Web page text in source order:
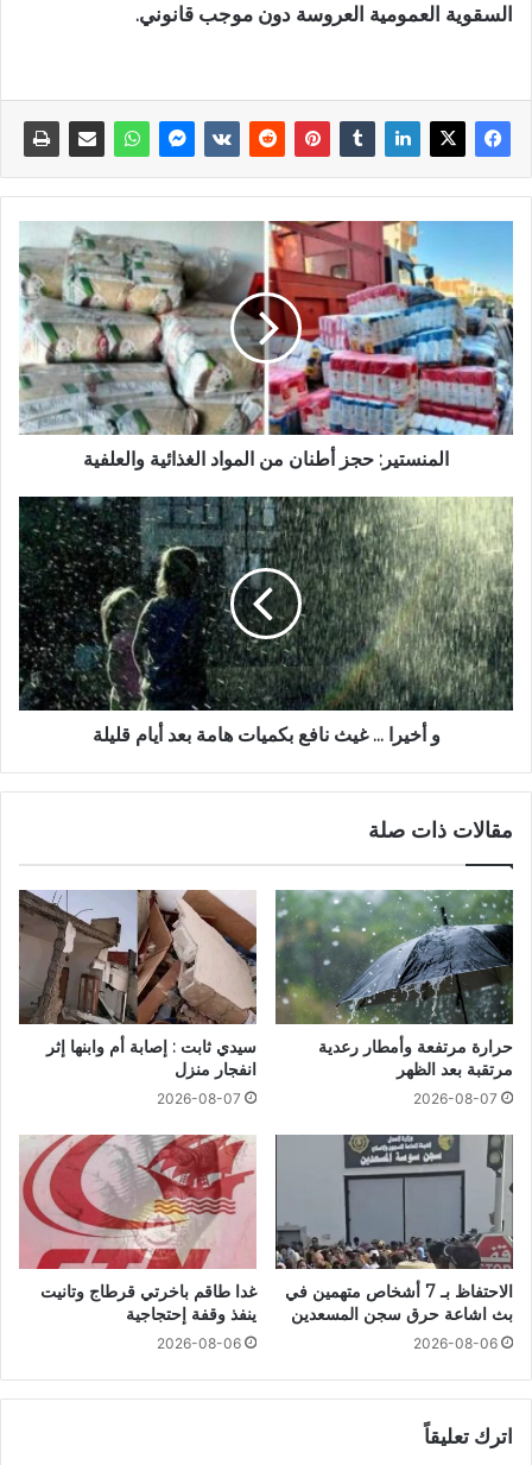
السقوية العمومية العروسة دون موجب قانوني.
المنستير: حجز أطنان من المواد الغذائية والعلفية
و أخيرا ... غيث نافع بكميات هامة بعد أيام قليلة
مقالات ذات صلة
حرارة مرتفعة وأمطار رعدية
مرتقبة بعد الظهر
2026-08-07
سيدي ثابت : إصابة أم وابنها إثر
انفجار منزل
2026-08-07
الاحتفاظ بـ 7 أشخاص متهمين في
بث اشاعة حرق سجن المسعدين
2026-08-06
غدا طاقم باخرتي قرطاج وتانيت
ينفذ وقفة إحتجاجية
2026-08-06
اترك تعليقاً